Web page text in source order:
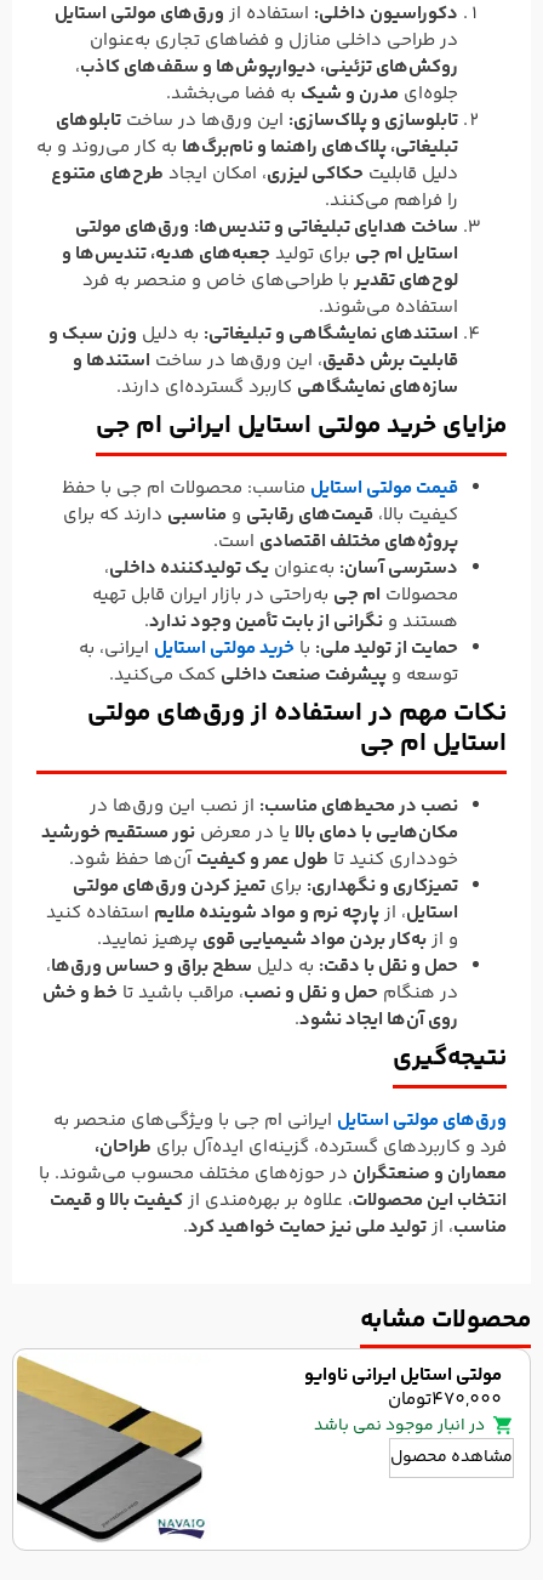
دکوراسیون داخلی: استفاده از ورق‌های مولتی استایل
در طراحی داخلی منازل و فضاهای تجاری به‌عنوان
روکش‌های تزئینی، دیوارپوش‌ها و سقف‌های کاذب،
جلوه‌ای مدرن و شیک به فضا می‌بخشد.
تابلوسازی و پلاک‌سازی: این ورق‌ها در ساخت تابلوهای
تبلیغاتی، پلاک‌های راهنما و نام‌برگ‌ها به کار می‌روند و به
دلیل قابلیت حکاکی لیزری، امکان ایجاد طرح‌های متنوع
را فراهم می‌کنند.
ساخت هدایای تبلیغاتی و تندیس‌ها: ورق‌های مولتی
استایل ام جی برای تولید جعبه‌های هدیه، تندیس‌ها و
لوح‌های تقدیر با طراحی‌های خاص و منحصر به فرد
استفاده می‌شوند.
استندهای نمایشگاهی و تبلیغاتی: به دلیل وزن سبک و
قابلیت برش دقیق، این ورق‌ها در ساخت استندها و
سازه‌های نمایشگاهی کاربرد گسترده‌ای دارند.
مزایای خرید مولتی استایل ایرانی ام جی
قیمت مولتی استایل مناسب: محصولات ام جی با حفظ
کیفیت بالا، قیمت‌های رقابتی و مناسبی دارند که برای
پروژه‌های مختلف اقتصادی است.
دسترسی آسان: به‌عنوان یک تولیدکننده داخلی،
محصولات ام جی به‌راحتی در بازار ایران قابل تهیه
هستند و نگرانی از بابت تأمین وجود ندارد.
حمایت از تولید ملی: با خرید مولتی استایل ایرانی، به
توسعه و پیشرفت صنعت داخلی کمک می‌کنید.
نکات مهم در استفاده از ورق‌های مولتی
استایل ام جی
نصب در محیط‌های مناسب: از نصب این ورق‌ها در
مکان‌هایی با دمای بالا یا در معرض نور مستقیم خورشید
خودداری کنید تا طول عمر و کیفیتآن‌ها حفظ شود.
تمیزکاری و نگهداری: برای تمیز کردن ورق‌های مولتی
استایل، ازپارچه نرم و مواد شوینده ملایم استفاده کنید
و ازبه‌کار بردن مواد شیمیایی قوی پرهیز نمایید.
حمل و نقل با دقت: به دلیل سطح براق و حساس ورق‌ها،
در هنگام حمل و نقل و نصب، مراقب باشید تا خط و خش
روی آن‌ها ایجاد نشود.
نتیجه‌گیری
ورق‌های مولتی استایل ایرانی ام جی با ویژگی‌های منحصر به
فرد و کاربردهای گسترده، گزینه‌ای ایده‌آل برای طراحان،
معماران و صنعتگران در حوزه‌های مختلف محسوب می‌شوند. با
انتخاب این محصولات، علاوه بر بهره‌مندی ازکیفیت بالا و قیمت
مناسب، ازتولید ملی نیز حمایت خواهید کرد.
محصولات مشابه
مولتی استایل ایرانی ناوایو
470,000تومان
در انبار موجود نمی باشد
مشاهده محصول